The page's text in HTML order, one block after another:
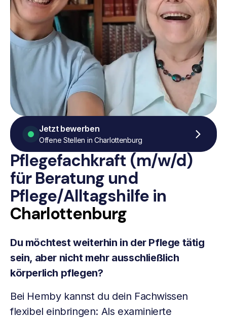
Pflegefachkraft (m/w/d)
für Beratung und
Pflege/Alltagshilfein
Charlottenburg
Du möchtest weiterhin in der Pflege tätig
sein, aber nicht mehr ausschließlich
körperlich pflegen?
Bei Hemby kannst du dein Fachwissen
flexibel einbringen: Als examinierte
Jetzt bewerben
Offene Stellen in Charlottenburg